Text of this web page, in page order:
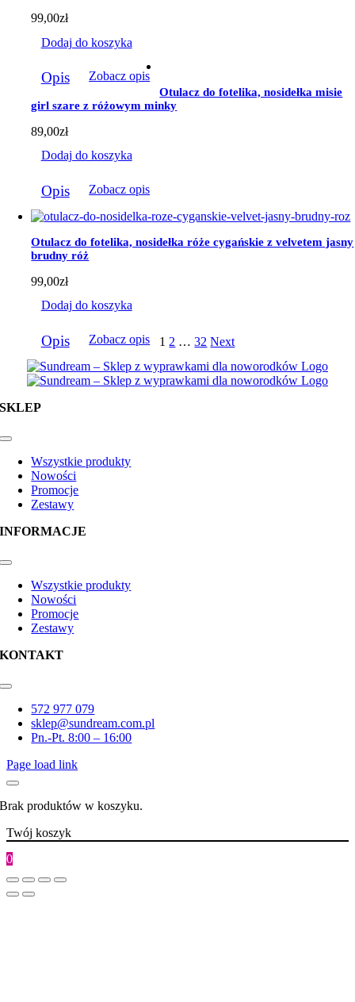
99,00zł
Dodaj do koszyka
Opis Zobacz opis
Otulacz do fotelika, nosidełka misie
girl szare z różowym minky
89,00zł
Dodaj do koszyka
Opis Zobacz opis
Otulacz do fotelika, nosidełka róże cygańskie z velvetem jasny
brudny róż
99,00zł
Dodaj do koszyka
Opis Zobacz opis 1 2 … 32 Next
SKLEP
Toggle
NavigationWszystkie produkty
Nowości
Promocje
Zestawy
INFORMACJE
Toggle
NavigationWszystkie produkty
Nowości
Promocje
Zestawy
KONTAKT
Toggle
Navigation572 977 079
sklep@sundream.com.pl
Pn.-Pt. 8:00 – 16:00
Page load link
Brak produktów w koszyku.
Twój koszyk
0